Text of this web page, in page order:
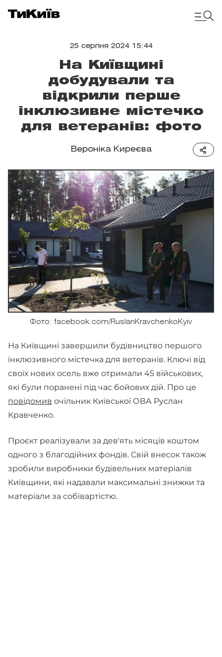
25 серпня 2024 15:44
На Київщині
добудували та
відкрили перше
інклюзивне містечко
для ветеранів: фото
Вероніка Киреєва
Фото: facebook.com/RuslanKravchenkoKyiv
На Київщині завершили будівництво першого
інклюзивного містечка для ветеранів. Ключі від
своїх нових осель вже отримали 45 військових,
які були поранені під час бойових дій. Про це
повідомив очільник Київської ОВА Руслан
Кравченко.
Проєкт реалізували за дев'ять місяців коштом
одного з благодійних фондів. Свій внесок також
зробили виробники будівельних матеріалів
Київщини, які надавали максимальні знижки та
матеріали за собівартістю.